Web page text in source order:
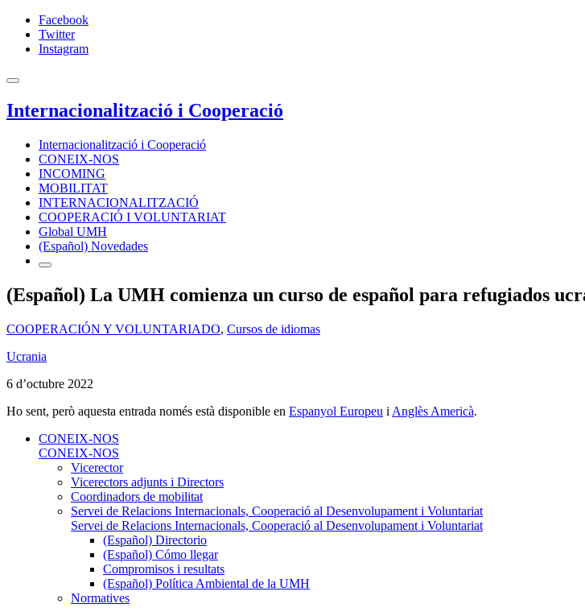
Facebook
Twitter
Instagram
Internacionalització i Cooperació
Internacionalització i Cooperació
CONEIX-NOS
INCOMING
MOBILITAT
INTERNACIONALITZACIÓ
COOPERACIÓ I VOLUNTARIAT
Global UMH
(Español) Novedades
(Español) La UMH comienza un curso de español para refugiados
COOPERACIÓN Y VOLUNTARIADO, Cursos de idiomas
Ucrania
6 d’octubre 2022
Ho sent, però aquesta entrada només està disponible en Espanyol Europeu i Anglès Americà.
CONEIX-NOS
CONEIX-NOS
Vicerector
Vicerectors adjunts i Directors
Coordinadors de mobilitat
Servei de Relacions Internacionals, Cooperació al Desenvolupament i Voluntariat
Servei de Relacions Internacionals, Cooperació al Desenvolupament i Voluntariat
(Español) Directorio
(Español) Cómo llegar
Compromisos i resultats
(Español) Política Ambiental de la UMH
Normatives